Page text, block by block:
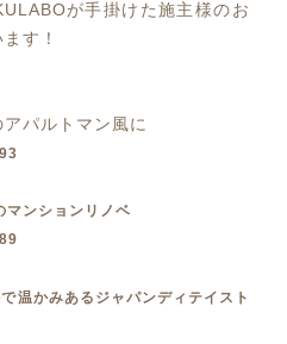
が手掛けた施主様のお
す！
アパルトマン風に
マンションリノベ
温かみあるジャパンディテイスト